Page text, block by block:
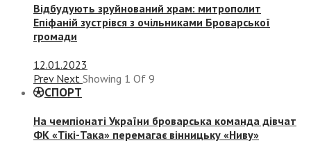
Відбудують зруйнований храм: митрополит
Епіфаній зустрівся з очільниками Броварської
громади
12.01.2023
Prev Next Showing 1 Of 9
СПОРТ
На чемпіонаті України броварська команда дівчат
ФК «Тікі-Така» перемагає вінницьку «Ниву»